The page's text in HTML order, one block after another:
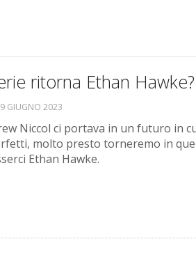
ritorna Ethan Hawke?
9 GIUGNO 2023
Niccol ci portava in un futuro in
molto presto torneremo in
Ethan Hawke.